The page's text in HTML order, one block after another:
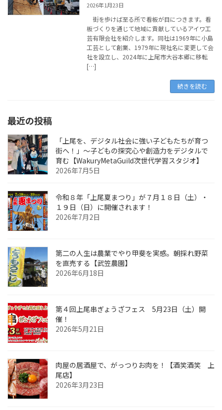
2026年1月23日
街を歩けば至る所で看板が目につきます。看
板づくりを通じて地域に貢献しているアイワ工
芸有限会社を紹介します。同社は1969年に小島
工芸として創業、1979年に現社名に変更して会
社を設立し、2024年に上尾市大谷本郷に移転
[…]
続きを読む
最近の投稿
「上尾を、デジタル社会に強い子どもたちが育つ
街へ！」〜子どもの探究心や創造力をデジタルで
育む【WakuryMetaGuild次世代学習スタジオ】
2026年7月5日
令和８年「上尾夏まつり」が７月１８日（土）・
１９日（日）に開催されます！
2026年7月2日
第二の人生は農業でやり甲斐を実感。朝採れ野菜
を直売する【武笠農園】
2026年6月18日
第４回上尾串ぎょうざフェス 5月23日（土）開
催！
2026年5月21日
肉屋の居酒屋で、がっつりお肉を！【酒笑酒笑 上
尾店】
2026年3月23日